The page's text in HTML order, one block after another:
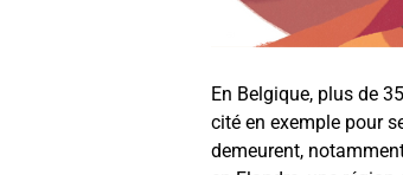
En Belgique, plus de
cité en exemple pour
demeurent,